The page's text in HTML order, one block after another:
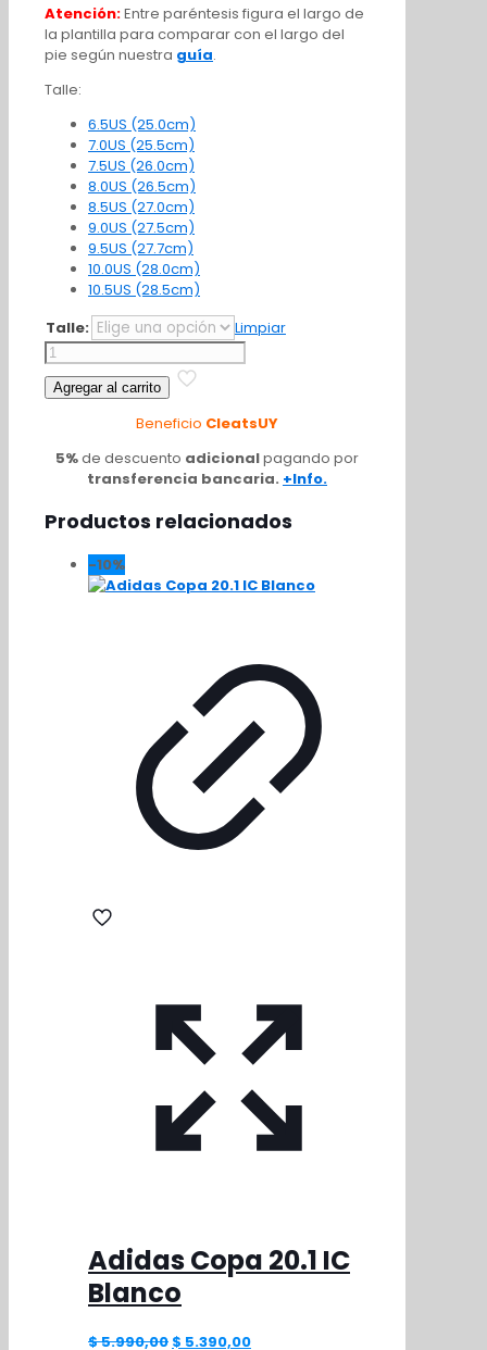
Atención:Entre paréntesis figura el largo de
la plantilla para comparar con el largo del
pie según nuestra guía.
Talle:
6.5US (25.0cm)
7.0US (25.5cm)
7.5US (26.0cm)
8.0US (26.5cm)
8.5US (27.0cm)
9.0US (27.5cm)
9.5US (27.7cm)
10.0US (28.0cm)
10.5US (28.5cm)
Talle:
Limpiar
Adidas
F50
TF
to
Agregar al carrito
Beneficio CleatsUY
5%de descuento adicionalpagando por
transferencia bancaria. +Info.
Productos relacionados
-10%
Adidas Copa 20.1 IC
Blanco
$5.990,00 El
$ 5.390,00El